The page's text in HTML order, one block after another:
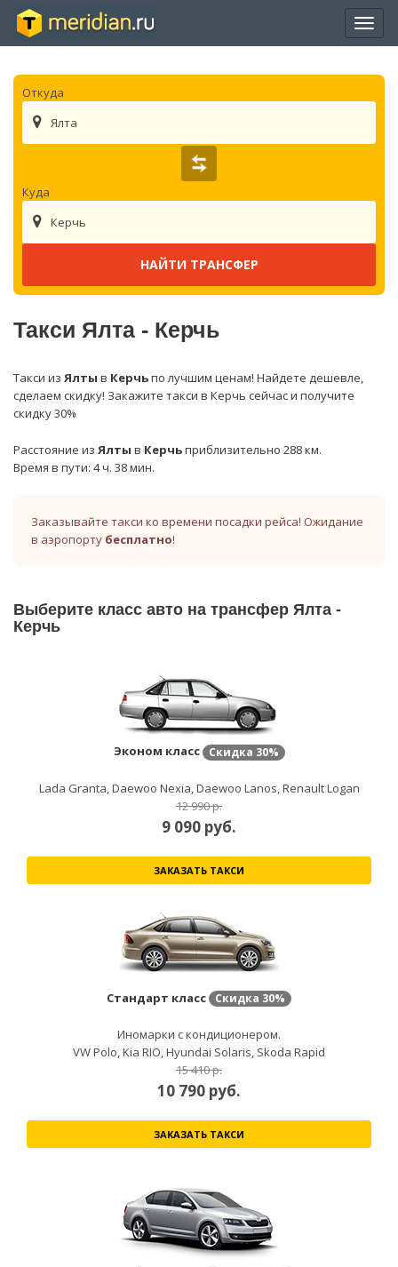
Откуда
Ялта
Куда
Керчь
Такси Ялта - Керчь
Такси из Ялты в Керчьпо лучшим ценам! Найдете дешевле,
сделаем скидку! Закажите такси в Керчь сейчас и получите
скидку 30%
Расстояние из Ялты в Керчьприблизительно 288 км.
Время в пути: 4 ч. 38 мин.
Заказывайте такси ко времени посадки рейса! Ожидание
в аэропорту бесплатно!
Выберите класс авто на трансфер Ялта -
Керчь
Эконом класс Скидка 30%
Lada Granta, Daewoo Nexia, Daewoo Lanos, Renault Logan
12 990 р.
9 090 руб.
ЗАКАЗАТЬ ТАКСИ
Стандарт класс Скидка 30%
Иномарки с кондиционером.
VW Polo, Kia RIO, Hyundai Solaris, Skoda Rapid
15 410 р.
10 790 руб.
ЗАКАЗАТЬ ТАКСИ